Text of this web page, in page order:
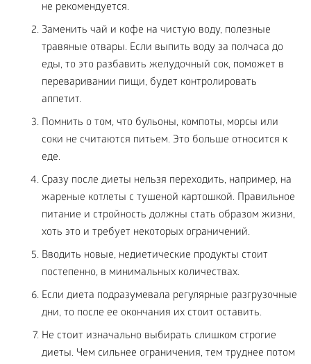
не рекомендуется.
Заменить чай и кофе на чистую воду, полезные
травяные отвары. Если выпить воду за полчаса до
еды, то это разбавить желудочный сок, поможет в
переваривании пищи, будет контролировать
аппетит.
Помнить о том, что бульоны, компоты, морсы или
соки не считаются питьем. Это больше относится к
еде.
Сразу после диеты нельзя переходить, например, на
жареные котлеты с тушеной картошкой. Правильное
питание и стройность должны стать образом жизни,
хоть это и требует некоторых ограничений.
Вводить новые, недиетические продукты стоит
постепенно, в минимальных количествах.
Если диета подразумевала регулярные разгрузочные
дни, то после ее окончания их стоит оставить.
Не стоит изначально выбирать слишком строгие
диеты. Чем сильнее ограничения, тем труднее потом